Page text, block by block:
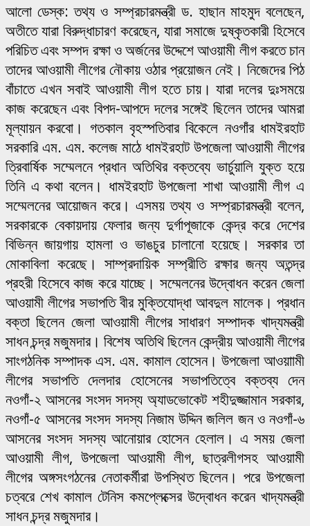
আলো ডেস্ক: তথ্য ও সম্প্রচারমন্ত্রী ড. হাছান মাহমুদ বলেছেন,
অতীতে যারা বিরুদ্ধাচারণ করেছেন, যারা সমাজে দুষ্কৃতকারী হিসেবে
পরিচিত এবং সম্পদ রক্ষা ও অর্জনের উদ্দেশে আওয়ামী লীগ করতে চান
তাদের আওয়ামী লীগের নৌকায় ওঠার প্রয়োজন নেই। নিজেদের পিঠ
বাঁচাতে এখন সবাই আওয়ামী লীগ হতে চায়। যারা দলের দুঃসময়ে
কাজ করেছেন এবং বিপদ-আপদে দলের সঙ্গেই ছিলেন তাদের আমরা
মূল্যায়ন করবো। গতকাল বৃহস্পতিবার বিকেলে নওগাঁর ধামইরহাট
সরকারি এম. এম. কলেজ মাঠে ধামইরহাট উপজেলা আওয়ামী লীগের
ত্রিবার্ষিক সম্মেলনে প্রধান অতিথির বক্তব্যে ভার্চুয়ালি যুক্ত হয়ে
তিনি এ কথা বলেন। ধামইরহাট উপজেলা শাখা আওয়ামী লীগ এ
সম্মেলনের আয়োজন করে। এসময় তথ্য ও সম্প্রচারমন্ত্রী বলেন,
সরকারকে বেকায়দায় ফেলার জন্য দুর্গাপূজাকে কেন্দ্র করে দেশের
বিভিন্ন জায়গায় হামলা ও ভাঙচুর চালানো হয়েছে। সরকার তা
মোকাবিলা করেছে। সাম্প্রদায়িক সম্প্রীতি রক্ষার জন্য অতন্দ্র
প্রহরী হিসেবে কাজ করে যাচ্ছে। সম্মেলনের উদ্বোধন করেন জেলা
আওয়ামী লীগের সভাপতি বীর মুক্তিযোদ্ধা আবদুল মালেক। প্রধান
বক্তা ছিলেন জেলা আওয়ামী লীগের সাধারণ সম্পাদক খাদ্যমন্ত্রী
সাধন চন্দ্র মজুমদার। বিশেষ অতিথি ছিলেন কেন্দ্রীয় আওয়ামী লীগের
সাংগঠনিক সম্পাদক এস. এম. কামাল হোসেন। উপজেলা আওয়াামী
লীগের সভাপতি দেলদার হোসেনের সভাপতিত্বে বক্তব্য দেন
নওগাঁ-২ আসনের সংসদ সদস্য অ্যাডভোকেট শহীদুজ্জামান সরকার,
নওগাঁ-৫ আসনের সংসদ সদস্য নিজাম উদ্দিন জলিল জন ও নওগাঁ-৬
আসনের সংসদ সদস্য আনোয়ার হোসেন হেলাল। এ সময় জেলা
আওয়ামী লীগ, উপজেলা আওয়ামী লীগ, ছাত্রলীগসহ আওয়ামী
লীগের অঙ্গসংগঠনের নেতাকর্মীরা উপস্থিত ছিলেন। পরে উপজেলা
চত্বরে শেখ কামাল টেনিস কমপ্লেক্সের উদ্বোধন করেন খাদ্যমন্ত্রী
সাধন চন্দ্র মজুমদার।